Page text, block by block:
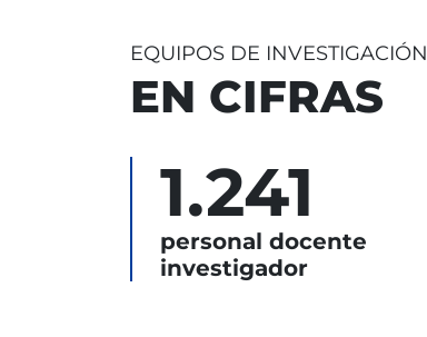
EQUIPOS DE INVESTIGACIÓN
EN CIFRAS
1.241
personal docente
investigador